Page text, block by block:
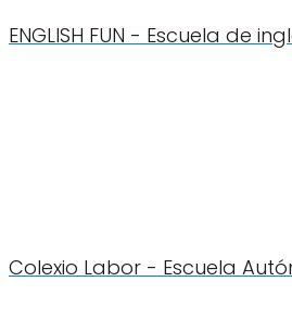
ENGLISH FUN - Escuela de
Colexio Labor - Escuela